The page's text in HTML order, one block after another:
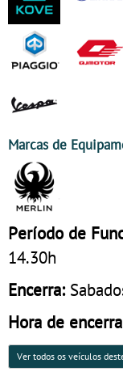
Marcas de
Período de
14.30h
Encerra:
Hora de
Ver todos os veículos